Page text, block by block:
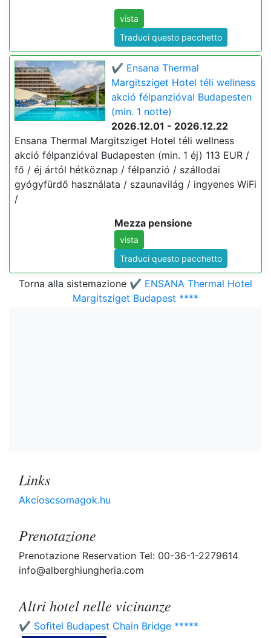
vista
Traduci questo pacchetto
✔️ Ensana Thermal
Margitsziget Hotel téli wellness
akció félpanzióval Budapesten
(min. 1 notte)
2026.12.01 - 2026.12.22
Ensana Thermal Margitsziget Hotel téli wellness
akció félpanzióval Budapesten (min. 1 éj) 113 EUR /
fő / éj ártól hétköznap / félpanzió / szállodai
gyógyfürdő használata / szaunavilág / ingyenes WiFi
/
Mezza pensione
vista
Traduci questo pacchetto
Torna alla sistemazione ✔️ ENSANA Thermal Hotel
Margitsziget Budapest ****
Links
Akcioscsomagok.hu
Prenotazione
Prenotazione Reservation Tel: 00-36-1-2279614
info@alberghiungheria.com
Altri hotel nelle vicinanze
✔️ Sofitel Budapest Chain Bridge *****